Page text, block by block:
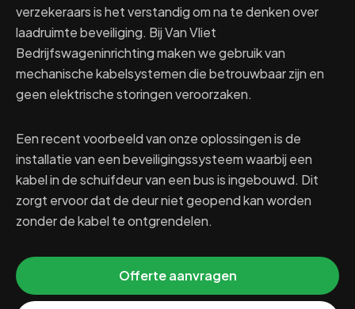
verzekeraars is het verstandig om na te denken over
laadruimte beveiliging. Bij Van Vliet
Bedrijfswageninrichting maken we gebruik van
mechanische kabelsystemen die betrouwbaar zijn en
geen elektrische storingen veroorzaken.
Een recent voorbeeld van onze oplossingen is de
installatie van een beveiligingssysteem waarbij een
kabel in de schuifdeur van een bus is ingebouwd. Dit
zorgt ervoor dat de deur niet geopend kan worden
zonder de kabel te ontgrendelen.
Offerte aanvragen